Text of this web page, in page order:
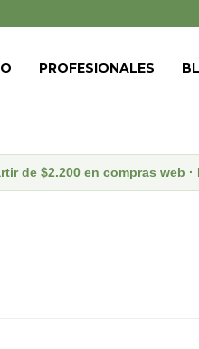
PROFESIONALES
de $2.200 en compras web